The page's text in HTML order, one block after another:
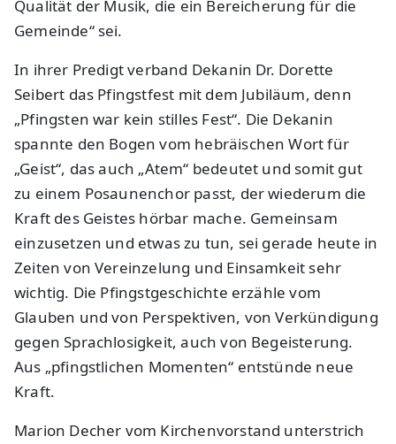
Qualität der Musik, die ein Bereicherung für die
Gemeinde“ sei.
In ihrer Predigt verband Dekanin Dr. Dorette
Seibert das Pfingstfest mit dem Jubiläum, denn
„Pfingsten war kein stilles Fest“. Die Dekanin
spannte den Bogen vom hebräischen Wort für
„Geist“, das auch „Atem“ bedeutet und somit gut
zu einem Posaunenchor passt, der wiederum die
Kraft des Geistes hörbar mache. Gemeinsam
einzusetzen und etwas zu tun, sei gerade heute in
Zeiten von Vereinzelung und Einsamkeit sehr
wichtig. Die Pfingstgeschichte erzähle vom
Glauben und von Perspektiven, von Verkündigung
gegen Sprachlosigkeit, auch von Begeisterung.
Aus „pfingstlichen Momenten“ entstünde neue
Kraft.
Marion Decher vom Kirchenvorstand unterstrich